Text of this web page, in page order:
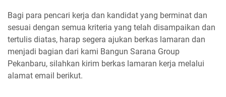
Bagi para pencari kerja dan kandidat yang berminat dan
sesuai dengan semua kriteria yang telah disampaikan dan
tertulis diatas, harap segera ajukan berkas lamaran dan
menjadi bagian dari kami Bangun Sarana Group
Pekanbaru, silahkan kirim berkas lamaran kerja melalui
alamat email berikut.